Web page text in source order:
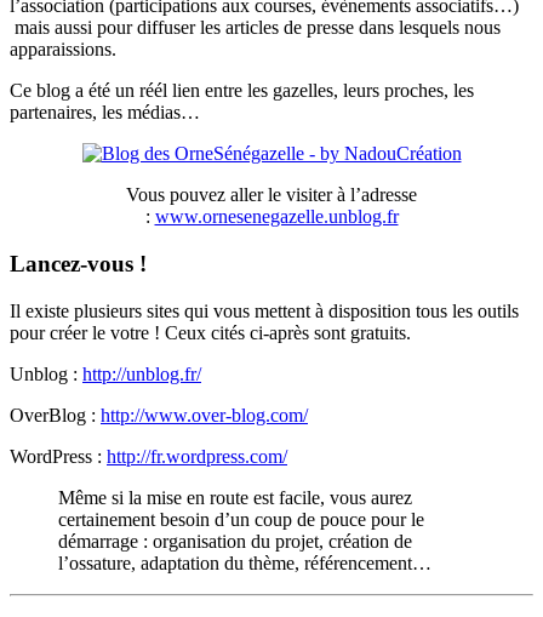
l’association (participations aux courses, évènements associatifs…)
mais aussi pour diffuser les articles de presse dans lesquels nous
apparaissions.
Ce blog a été un réél lien entre les gazelles, leurs proches, les
partenaires, les médias…
Vous pouvez aller le visiter à l’adresse
: www.ornesenegazelle.unblog.fr
Lancez-vous !
Il existe plusieurs sites qui vous mettent à disposition tous les outils
pour créer le votre ! Ceux cités ci-après sont gratuits.
Unblog : http://unblog.fr/
OverBlog : http://www.over-blog.com/
WordPress : http://fr.wordpress.com/
Même si la mise en route est facile, vous aurez
certainement besoin d’un coup de pouce pour le
démarrage : organisation du projet, création de
l’ossature, adaptation du thème, référencement…